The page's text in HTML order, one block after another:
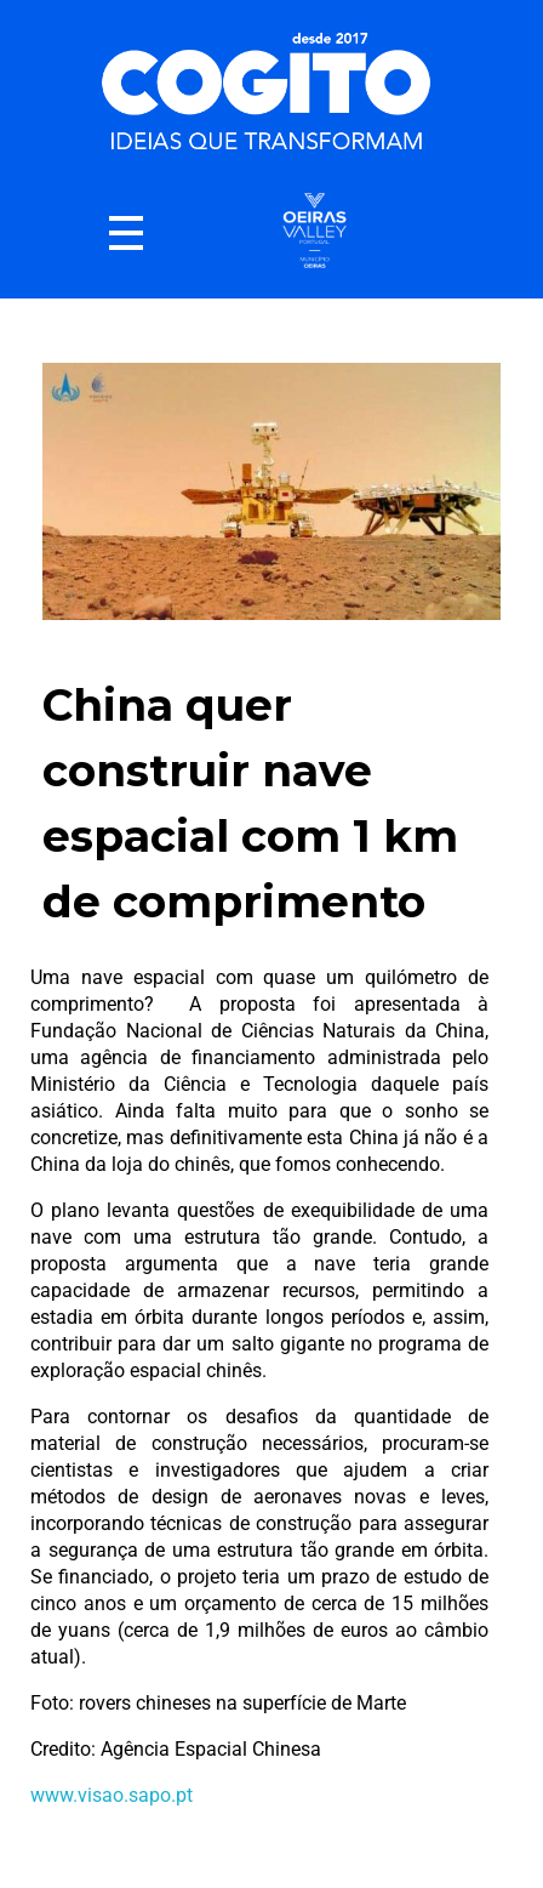
China quer
construir nave
espacial com 1 km
de comprimento
Uma nave espacial com quase um quilómetro de
comprimento? A proposta foi apresentada à
Fundação Nacional de Ciências Naturais da China,
uma agência de financiamento administrada pelo
Ministério da Ciência e Tecnologia daquele país
asiático. Ainda falta muito para que o sonho se
concretize, mas definitivamente esta China já não é a
China da loja do chinês, que fomos conhecendo.
O plano levanta questões de exequibilidade de uma
nave com uma estrutura tão grande. Contudo, a
proposta argumenta que a nave teria grande
capacidade de armazenar recursos, permitindo a
estadia em órbita durante longos períodos e, assim,
contribuir para dar um salto gigante no programa de
exploração espacial chinês.
Para contornar os desafios da quantidade de
material de construção necessários, procuram-se
cientistas e investigadores que ajudem a criar
métodos de design de aeronaves novas e leves,
incorporando técnicas de construção para assegurar
a segurança de uma estrutura tão grande em órbita.
Se financiado, o projeto teria um prazo de estudo de
cinco anos e um orçamento de cerca de 15 milhões
de yuans (cerca de 1,9 milhões de euros ao câmbio
atual).
Foto: rovers chineses na superfície de Marte
Credito: Agência Espacial Chinesa
www.visao.sapo.pt